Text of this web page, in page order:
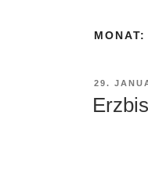
MONAT:
29.